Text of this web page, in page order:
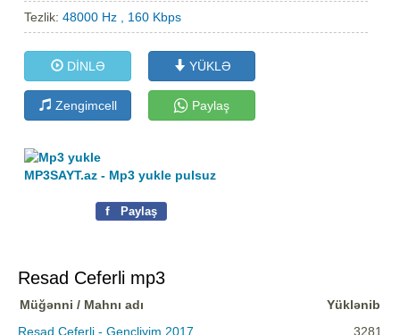
Tezlik:48000 Hz , 160 Kbps
DİNLƏ YÜKLƏ
Zengimcell Paylaş
MP3SAYT.az - Mp3 yukle pulsuz
f Paylaş
Resad Ceferli mp3
Müğənni / Mahnı adı
Yüklənib
Resad Ceferli - Gencliyim 2017
3281